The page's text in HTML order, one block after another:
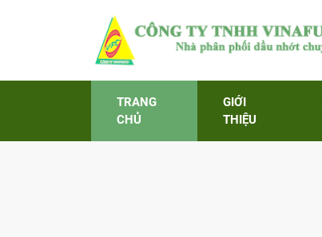
TRANG
CHỦ
GIỚI
THIỆU